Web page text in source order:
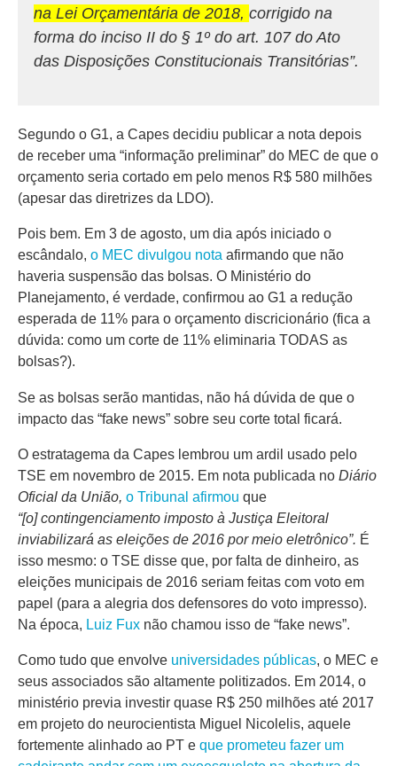
na Lei Orçamentária de 2018, corrigido na
forma do inciso II do § 1º do art. 107 do Ato
das Disposições Constitucionais Transitórias”.
Segundo o G1, a Capes decidiu publicar a nota depois
de receber uma “informação preliminar” do MEC de que o
orçamento seria cortado em pelo menos R$ 580 milhões
(apesar das diretrizes da LDO).
Pois bem. Em 3 de agosto, um dia após iniciado o
escândalo, o MEC divulgou nota afirmando que não
haveria suspensão das bolsas. O Ministério do
Planejamento, é verdade, confirmou ao G1 a redução
esperada de 11% para o orçamento discricionário (fica a
dúvida: como um corte de 11% eliminaria TODAS as
bolsas?).
Se as bolsas serão mantidas, não há dúvida de que o
impacto das “fake news” sobre seu corte total ficará.
O estratagema da Capes lembrou um ardil usado pelo
TSE em novembro de 2015. Em nota publicada no Diário
Oficial da União, o Tribunal afirmou que
“[o] contingenciamento imposto à Justiça Eleitoral
inviabilizará as eleições de 2016 por meio eletrônico”. É
isso mesmo: o TSE disse que, por falta de dinheiro, as
eleições municipais de 2016 seriam feitas com voto em
papel (para a alegria dos defensores do voto impresso).
Na época, Luiz Fux não chamou isso de “fake news”.
Como tudo que envolve universidades públicas, o MEC e
seus associados são altamente politizados. Em 2014, o
ministério previa investir quase R$ 250 milhões até 2017
em projeto do neurocientista Miguel Nicolelis, aquele
fortemente alinhado ao PT e que prometeu fazer um